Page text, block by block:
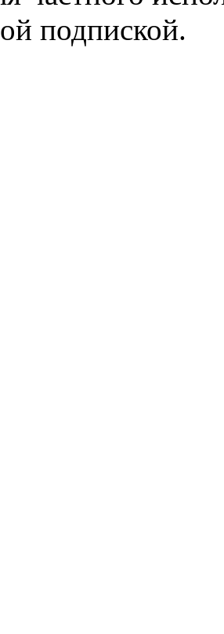
подпиской.